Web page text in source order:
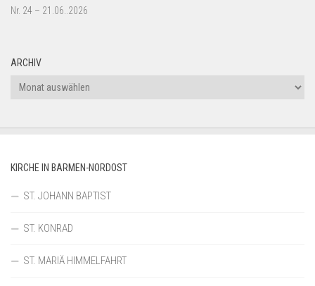
Nr. 24 – 21.06..2026
ARCHIV
Archiv
KIRCHE IN BARMEN-NORDOST
ST. JOHANN BAPTIST
ST. KONRAD
ST. MARIÄ HIMMELFAHRT